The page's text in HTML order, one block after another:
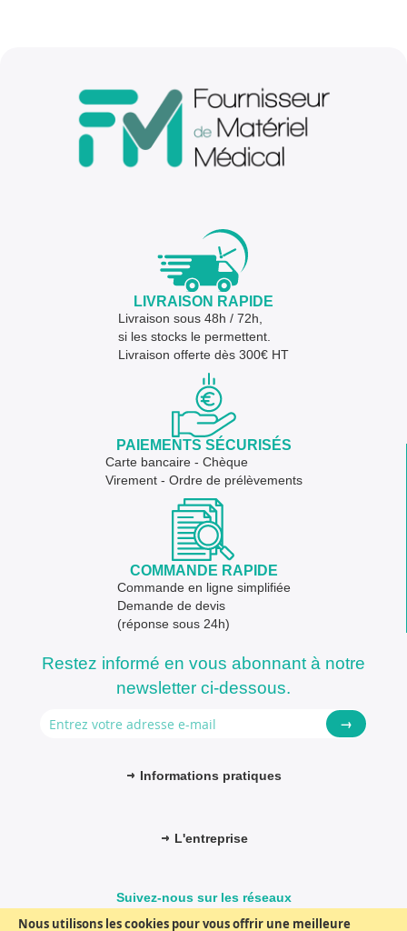
Nous utilisons les cookies pour vous offrir une meilleure
LIVRAISON RAPIDE
Livraison sous 48h / 72h,
si les stocks le permettent.
Livraison offerte dès 300€ HT
PAIEMENTS SÉCURISÉS
Carte bancaire - Chèque
Virement - Ordre de prélèvements
COMMANDE RAPIDE
Commande en ligne simplifiée
Demande de devis
(réponse sous 24h)
Restez informé en vous abonnant à notre
newsletter ci-dessous.
→
Informations pratiques
L'entreprise
Suivez-nous sur les réseaux